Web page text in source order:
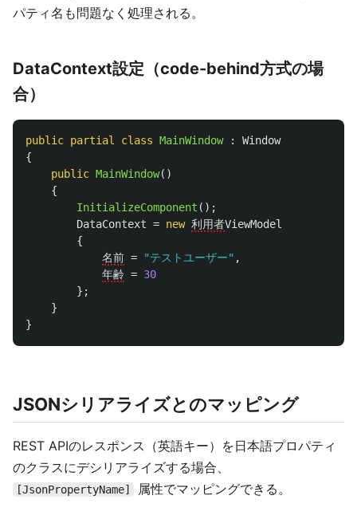
パティ名も問題なく処理される。
DataContext設定（code-behind方式の場
合）
public partial class MainWindow :
Window
{
public MainWindow()
{
InitializeComponent ();
DataContext = new 利用者ViewModel
{
名前 = "テストユーザー" ,
年齢 = 30
};
}
}
JSONシリアライズとのマッピング
REST APIのレスポンス（英語キー）を日本語プロパティ
のクラスにデシリアライズする場合、
[JsonPropertyName] 属性でマッピングできる。